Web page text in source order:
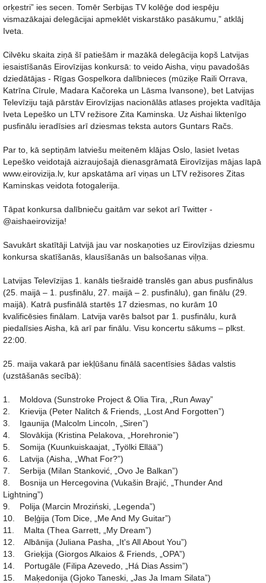
orķestri” ies secen. Tomēr Serbijas TV kolēģe dod iespēju
vismazākajai delegācijai apmeklēt viskarstāko pasākumu,” atklāj
Iveta.
Cilvēku skaita ziņā šī patiešām ir mazākā delegācija kopš Latvijas
iesaistīšanās Eirovīzijas konkursā: to veido Aisha, viņu pavadošās
dziedātājas - Rīgas Gospelkora dalībnieces (mūziķe Raili Orrava,
Katrīna Cīrule, Madara Kačoreka un Lāsma Ivansone), bet Latvijas
Televīziju tajā pārstāv Eirovīzijas nacionālās atlases projekta vadītāja
Iveta Lepeško un LTV režisore Zita Kaminska. Uz Aishai liktenīgo
pusfinālu ieradīsies arī dziesmas teksta autors Guntars Račs.
Par to, kā septiņām latviešu meitenēm klājas Oslo, lasiet Ivetas
Lepeško veidotajā aizraujošajā dienasgrāmatā Eirovīzijas mājas lapā
www.eirovizija.lv, kur apskatāma arī viņas un LTV režisores Zitas
Kaminskas veidota fotogalerija.
Tāpat konkursa dalībnieču gaitām var sekot arī Twitter -
@aishaeirovizija!
Savukārt skatītāji Latvijā jau var noskaņoties uz Eirovīzijas dziesmu
konkursa skatīšanās, klausīšanās un balsošanas viļņa.
Latvijas Televīzijas 1. kanāls tiešraidē translēs gan abus pusfinālus
(25. maijā – 1. pusfinālu, 27. maijā – 2. pusfinālu), gan finālu (29.
maijā). Katrā pusfinālā startēs 17 dziesmas, no kurām 10
kvalificēsies finālam. Latvija varēs balsot par 1. pusfinālu, kurā
piedalīsies Aisha, kā arī par finālu. Visu koncertu sākums – plkst.
22:00.
25. maija vakarā par iekļūšanu finālā sacentīsies šādas valstis
(uzstāšanās secībā):
1. Moldova (Sunstroke Project & Olia Tira, „Run Away”
2. Krievija (Peter Nalitch & Friends, „Lost And Forgotten”)
3. Igaunija (Malcolm Lincoln, „Siren”)
4. Slovākija (Kristina Pelakova, „Horehronie”)
5. Somija (Kuunkuiskaajat, „Työlki Ellää”)
6. Latvija (Aisha, „What For?”)
7. Serbija (Milan Stanković, „Ovo Je Balkan”)
8. Bosnija un Hercegovina (Vukašin Brajić, „Thunder And
Lightning”)
9. Polija (Marcin Mroziński, „Legenda”)
10. Beļģija (Tom Dice, „Me And My Guitar”)
11. Malta (Thea Garrett, „My Dream”)
12. Albānija (Juliana Pasha, „It's All About You”)
13. Grieķija (Giorgos Alkaios & Friends, „OPA”)
14. Portugāle (Filipa Azevedo, „Há Dias Assim”)
15. Maķedonija (Gjoko Taneski, „Jas Ja Imam Silata”)